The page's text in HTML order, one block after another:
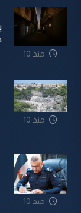
منذ 10
منذ 10
منذ 10